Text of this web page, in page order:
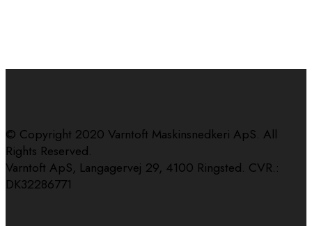
© Copyright 2020 Varntoft Maskinsnedkeri ApS. All
Rights Reserved.
Varntoft ApS, Langagervej 29, 4100 Ringsted. CVR.:
DK32286771